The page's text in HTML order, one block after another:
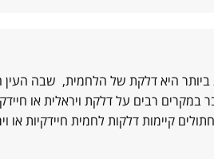
היא דלקת של הלחמית, שבה העין
במקרים רבים על דלקת ויראלית או
קיימות דלקות לחמית חיידקיות או